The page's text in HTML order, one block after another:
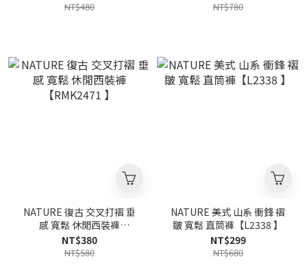
NT$480 NT$780
NATURE 復古 交叉打褶 垂
感 寬鬆 休閒西裝褲
【RMK2471 】
NT$380
NT$580
NATURE 美式 山系 衝鋒 褶
皺 寬鬆 直筒褲【L2338 】
NT$299
NT$680